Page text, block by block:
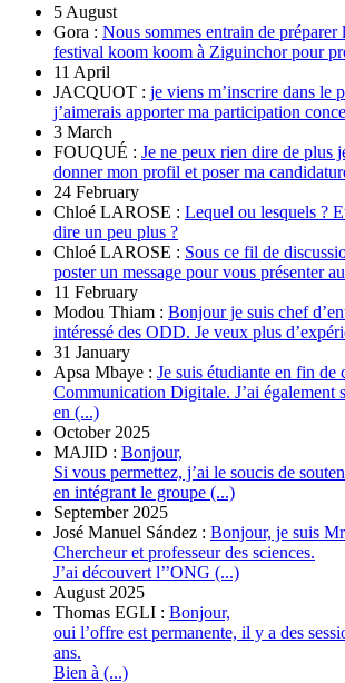
5 August
Gora : Nous sommes entrain de préparer
festival koom koom à Ziguinchor pour
11 April
JACQUOT : je viens m’inscrire dans le
j’aimerais apporter ma participation
3 March
FOUQUÉ : Je ne peux rien dire de plus
donner mon profil et poser ma
24 February
Chloé LAROSE : Lequel ou lesquels ?
dire un peu plus ?
Chloé LAROSE : Sous ce fil de
poster un message pour vous présenter
11 February
Modou Thiam : Bonjour je suis chef
intéressé des ODD. Je veux plus
31 January
Apsa Mbaye : Je suis étudiante en fin de
Communication Digitale. J’ai également
en (...)
October 2025
MAJID : Bonjour,
Si vous permettez, j’ai le soucis de
en intégrant le groupe (...)
September 2025
José Manuel Sández : Bonjour, je suis
Chercheur et professeur des sciences.
J’ai découvert l’’ONG (...)
August 2025
Thomas EGLI : Bonjour,
oui l’offre est permanente, il y a des
ans.
Bien à (...)